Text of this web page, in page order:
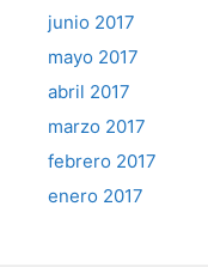
junio 2017
mayo 2017
abril 2017
marzo 2017
febrero 2017
enero 2017